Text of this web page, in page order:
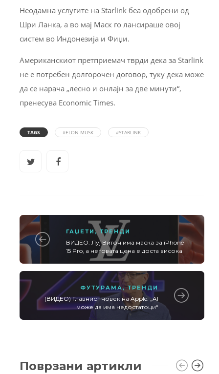
Неодамна услугите на Starlink беа одобрени од
Шри Ланка, а во мај Маск го лансираше овој
систем во Индонезија и Фиџи.
Американскиот претприемач тврди дека за Starlink
не е потребен долгорочен договор, туку дека може
да се нарача „лесно и онлајн за две минути“,
пренесува Economic Times.
TAGS #ELON MUSK #STARLINK
ГАЏЕТИ, ТРЕНДИ
ВИДЕО: Луј Витон има маска за iPhone
15 Pro, а неговата цена е доста висока
ФУТУРАМА ,ТРЕНДИ
(ВИДЕО) Главниот човек на Apple: „AI
може да има недостатоци“
Поврзани артикли